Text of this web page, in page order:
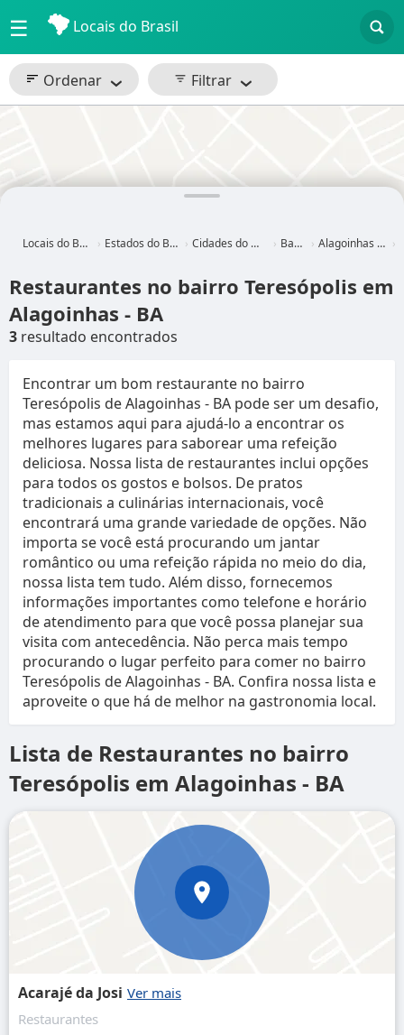
☰ Locais do Brasil
Ordenar Filtrar
Locais do Brasil Estados do Brasil Cidades do Brasil Bahia Alagoinhas - BA
Restaurantes no bairro Teresópolis em
Alagoinhas - BA
3 resultado encontrados
Encontrar um bom restaurante no bairro
Teresópolis de Alagoinhas - BA pode ser um desafio,
mas estamos aqui para ajudá-lo a encontrar os
melhores lugares para saborear uma refeição
deliciosa. Nossa lista de restaurantes inclui opções
para todos os gostos e bolsos. De pratos
tradicionais a culinárias internacionais, você
encontrará uma grande variedade de opções. Não
importa se você está procurando um jantar
romântico ou uma refeição rápida no meio do dia,
nossa lista tem tudo. Além disso, fornecemos
informações importantes como telefone e horário
de atendimento para que você possa planejar sua
visita com antecedência. Não perca mais tempo
procurando o lugar perfeito para comer no bairro
Teresópolis de Alagoinhas - BA. Confira nossa lista e
aproveite o que há de melhor na gastronomia local.
Lista de Restaurantes no bairro
Teresópolis em Alagoinhas - BA
Acarajé da Josi
Restaurantes